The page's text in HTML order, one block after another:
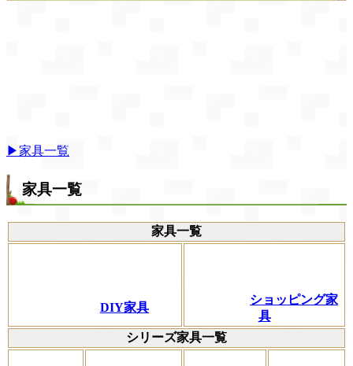
▶家具一覧
家具一覧
家具一覧
DIY家具
ショッピング家
具
シリーズ家具一覧